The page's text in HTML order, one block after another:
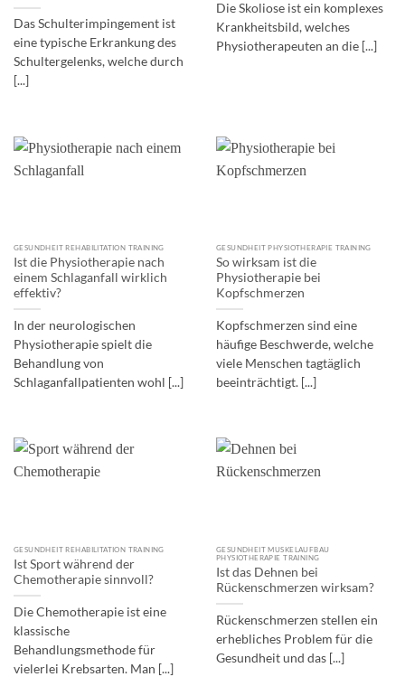
Das Schulterimpingement ist
eine typische Erkrankung des
Schultergelenks, welche durch
[...]
Die Skoliose ist ein komplexes
Krankheitsbild, welches
Physiotherapeuten an die [...]
GESUNDHEIT REHABILITATION TRAINING
Ist die Physiotherapie nach
einem Schlaganfall wirklich
effektiv?
In der neurologischen
Physiotherapie spielt die
Behandlung von
Schlaganfallpatienten wohl [...]
GESUNDHEIT PHYSIOTHERAPIE TRAINING
So wirksam ist die
Physiotherapie bei
Kopfschmerzen
Kopfschmerzen sind eine
häufige Beschwerde, welche
viele Menschen tagtäglich
beeinträchtigt. [...]
GESUNDHEIT REHABILITATION TRAINING
Ist Sport während der
Chemotherapie sinnvoll?
Die Chemotherapie ist eine
klassische
Behandlungsmethode für
vielerlei Krebsarten. Man [...]
GESUNDHEIT MUSKELAUFBAU
PHYSIOTHERAPIE TRAINING
Ist das Dehnen bei
Rückenschmerzen wirksam?
Rückenschmerzen stellen ein
erhebliches Problem für die
Gesundheit und das [...]